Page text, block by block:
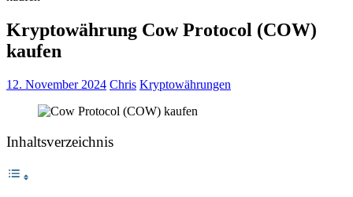
Kryptowährung Cow Protocol (COW)
kaufen
12. November 2024 Chris Kryptowährungen
Inhaltsverzeichnis